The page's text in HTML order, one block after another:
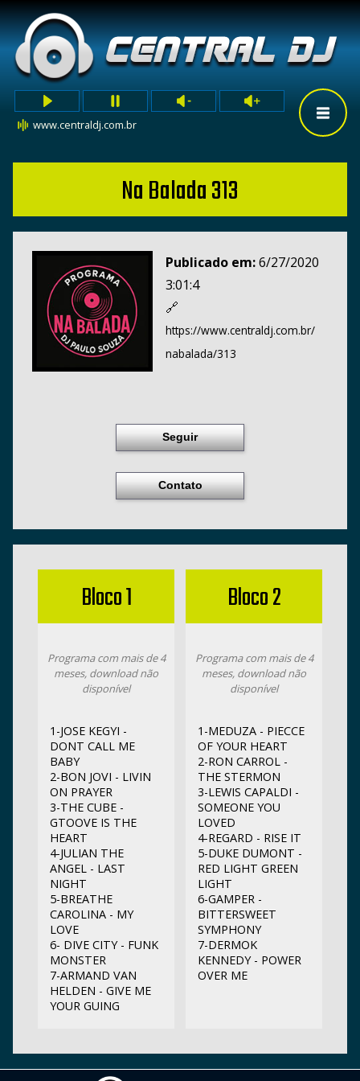
www.centraldj.com.br
Na Balada 313
Publicado em:6/27/2020
3:01:4
🔗
https://www.centraldj.com.br/
nabalada/313
Seguir
Contato
Bloco 1
Programa com mais de 4
meses, download não
disponível
1-JOSE KEGYI -
DONT CALL ME
BABY
2-BON JOVI - LIVIN
ON PRAYER
3-THE CUBE -
GTOOVE IS THE
HEART
4-JULIAN THE
ANGEL - LAST
NIGHT
5-BREATHE
CAROLINA - MY
LOVE
6- DIVE CITY - FUNK
MONSTER
7-ARMAND VAN
HELDEN - GIVE ME
YOUR GUING
Bloco 2
Programa com mais de 4
meses, download não
disponível
1-MEDUZA - PIECCE
OF YOUR HEART
2-RON CARROL -
THE STERMON
3-LEWIS CAPALDI -
SOMEONE YOU
LOVED
4-REGARD - RISE IT
5-DUKE DUMONT -
RED LIGHT GREEN
LIGHT
6-GAMPER -
BITTERSWEET
SYMPHONY
7-DERMOK
KENNEDY - POWER
OVER ME